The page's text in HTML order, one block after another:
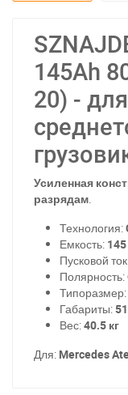
145Ah
20) - для
Усиленная
разрядам.
Технология:
Емкость:
Пусковой
Полярность:
Типоразмер:
Габариты:
Вес:40.5 кг
Для: Mercedes